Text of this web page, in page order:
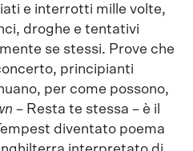
e interrotti mille volte,
droghe e tentativi
se stessi. Prove che
principianti
per come possono,
– Resta te stessa – è il
diventato poema